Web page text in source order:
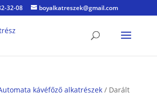
32-08 boyalkatreszek@gmail.com
kávéfőző alkatrészek/ Darált